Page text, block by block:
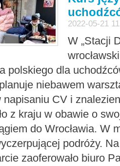
2022-05-21
W „Stacji
polskiego dla
niebawem
napisaniu CV i
z kraju w obawie o
do Wrocławia. W
podróży.
zaoferowało biuro